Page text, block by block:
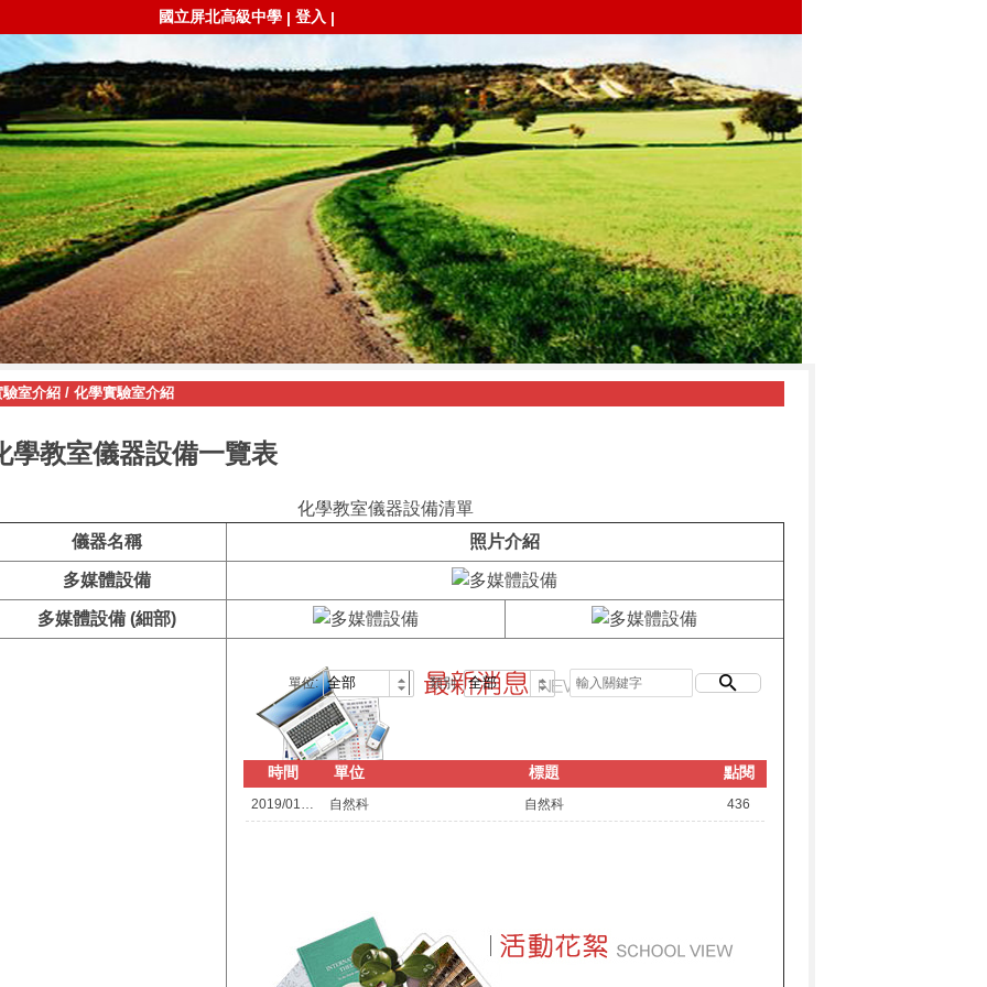
國立屏北高級中學 | 登入 |
驗室介紹/ 化學實驗室介紹
學教室儀器設備一覽表
化學教室儀器設備清單
儀器名稱
照片介紹
多媒體設備
多媒體設備 (細部)
單位: 類別:
時間 單位 標題 點閱
2019/01/07 自然科 自然科 436